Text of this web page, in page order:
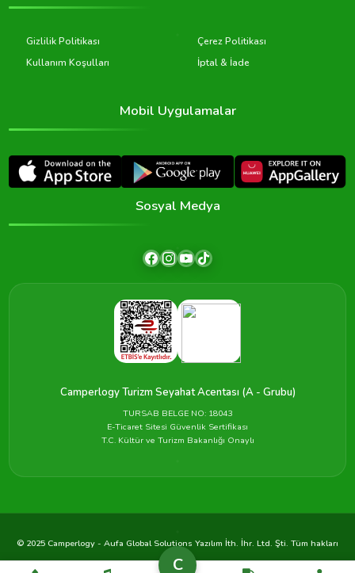
C
Gizlilik Politikası
Çerez Politikası
Kullanım Koşulları
İptal & İade
Mobil Uygulamalar
Sosyal Medya
Camperlogy Turizm Seyahat Acentası (A - Grubu)
TURSAB BELGE NO: 18043
E-Ticaret Sitesi Güvenlik Sertifikası
T.C. Kültür ve Turizm Bakanlığı Onaylı
© 2025 Camperlogy - Aufa Global Solutions Yazılım İth. İhr. Ltd. Şti. Tüm hakları
saklıdır.
Çerezler Koşullar